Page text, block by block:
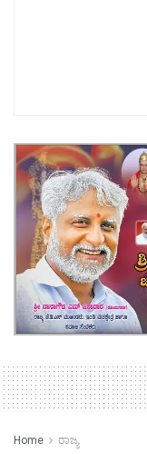
Home ರಾಜ್ಯ